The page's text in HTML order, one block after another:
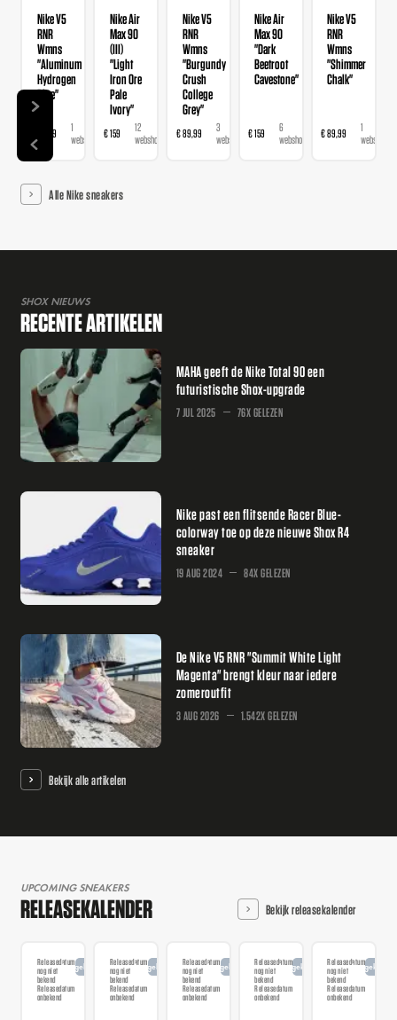
Nike V5
RNR
Wmns
"Aluminum
Hydrogen
Blue"
€ 89,99
1
webshop
Nike Air
Max 90
(III)
"Light
Iron Ore
Pale
Ivory"
€ 159
12
webshops
Nike V5
RNR
Wmns
"Burgundy
Crush
College
Grey"
€ 89,99
3
webshops
Nike Air
Max 90
"Dark
Beetroot
Cavestone"
€ 159
6
webshops
Nike V5
RNR
Wmns
"Shimmer
Chalk"
€ 89,99
1
webshop
Alle Nike sneakers
SHOX NIEUWS
RECENTE ARTIKELEN
MAHA geeft de Nike Total 90 een
futuristische Shox-upgrade
7 JUL 2025 76X GELEZEN
Nike past een flitsende Racer Blue-
colorway toe op deze nieuwe Shox R4
sneaker
19 AUG 2024 84X GELEZEN
De Nike V5 RNR "Summit White Light
Magenta" brengt kleur naar iedere
zomeroutfit
3 AUG 2026 1.542X GELEZEN
Bekijk alle artikelen
UPCOMING SNEAKERS
RELEASEKALENDER Bekijk releasekalender
Releasedatum
nog niet
bekend
Releasedatum
onbekend
AangekondigdReleasedatum
nog niet
bekend
Releasedatum
onbekend
AangekondigdReleasedatum
nog niet
bekend
Releasedatum
onbekend
AangekondigdReleasedatum
nog niet
bekend
Releasedatum
onbekend
AangekondigdReleasedatum
nog niet
bekend
Releasedatum
onbekend